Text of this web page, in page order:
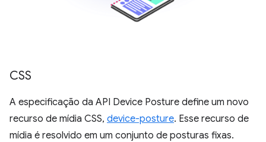
CSS
A especificação da API Device Posture define um novo
recurso de mídia CSS, device-posture. Esse recurso de
mídia é resolvido em um conjunto de posturas fixas.